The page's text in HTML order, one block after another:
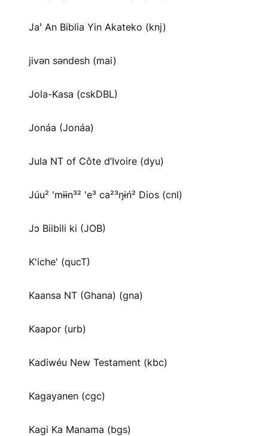
Jaꞌ An Biblia Yin Akateko (knj)
jivən səndesh (mai)
Jola-Kasa (cskDBL)
Jonáa (Jonáa)
Jula NT of Côte d’Ivoire (dyu)
Júu² 'mɨɨn³² 'e³ ca²³ŋɨń² Dios (cnl)
Jɔ Biibili ki (JOB)
K'iche' (qucT)
Kaansa NT (Ghana) (gna)
Kaapor (urb)
Kadiwéu New Testament (kbc)
Kagayanen (cgc)
Kagi Ka Manama (bgs)